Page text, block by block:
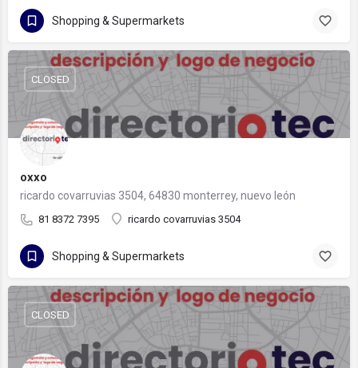
Shopping & Supermarkets
oxxo
ricardo covarruvias 3504, 64830 monterrey, nuevo león
81 8372 7395 ricardo covarruvias 3504
CLOSED
Shopping & Supermarkets
CLOSED